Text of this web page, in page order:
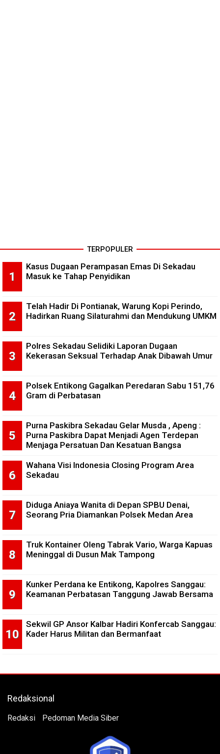
TERPOPULER
Kasus Dugaan Perampasan Emas Di Sekadau
Masuk ke Tahap Penyidikan
Telah Hadir Di Pontianak, Warung Kopi Perindo,
Hadirkan Ruang Silaturahmi dan Mendukung UMKM
Polres Sekadau Selidiki Laporan Dugaan
Kekerasan Seksual Terhadap Anak Dibawah Umur
Polsek Entikong Gagalkan Peredaran Sabu 151,76
Gram di Perbatasan
Purna Paskibra Sekadau Gelar Musda , Apeng :
Purna Paskibra Dapat Menjadi Agen Terdepan
Menjaga Persatuan Dan Kesatuan Bangsa
Wahana Visi Indonesia Closing Program Area
Sekadau
Diduga Aniaya Wanita di Depan SPBU Denai,
Seorang Pria Diamankan Polsek Medan Area
Truk Kontainer Oleng Tabrak Vario, Warga Kapuas
Meninggal di Dusun Mak Tampong
Kunker Perdana ke Entikong, Kapolres Sanggau:
Keamanan Perbatasan Tanggung Jawab Bersama
Sekwil GP Ansor Kalbar Hadiri Konfercab Sanggau:
Kader Harus Militan dan Bermanfaat
Redaksional
Redaksi Pedoman Media Siber